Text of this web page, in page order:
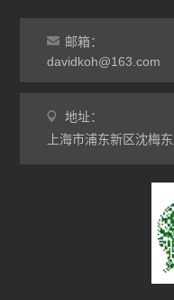
邮箱：
davidkoh@163.com
地址：
上海市浦东新区沈梅